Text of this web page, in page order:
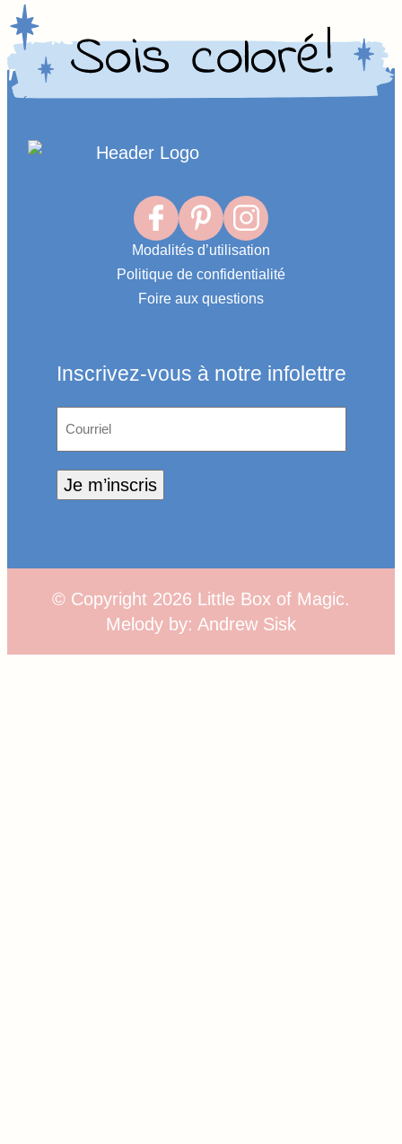
Homepage
Modalités d’utilisation
Politique de confidentialité
Foire aux questions
Inscrivez-vous à notre infolettre
Je m’inscris
© Copyright 2026 Little Box of Magic.
Melody by: Andrew Sisk